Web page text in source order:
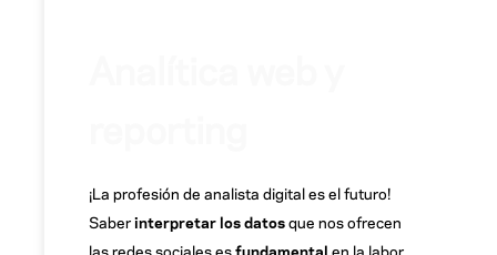
¡La profesión de analista digital es el futuro!
Saberinterpretar los datosque nos ofrecen
las redes sociales esfundamental en la labor